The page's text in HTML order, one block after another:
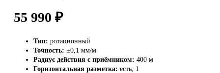
55 990 ₽
Тип: ротационный
Точность: ±0,1 мм/м
Радиус действия с приёмником: 400 м
Горизонтальная разметка: есть, 1